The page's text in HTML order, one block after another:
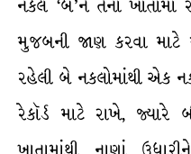
નકલ ‘બ’ને તેના
મુજબની જાણ કરવા
રહેલી બે નકલોમાંથી એક
રેકૉર્ડ માટે રાખે, જ્યારે